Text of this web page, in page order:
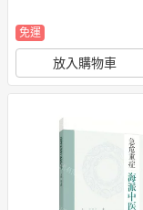
免運
放入購物車